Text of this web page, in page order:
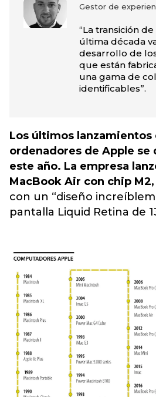
Gestor de
“La transición
última década
desarrollo de
que están
una gama de
identificables”.
Los últimos lanzamientos
ordenadores de Apple se
este año. La empresa
MacBook Air con chip M2,
con un “diseño
pantalla Liquid Retina de